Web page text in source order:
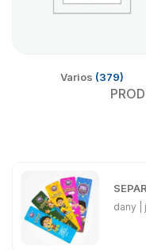
Varios (379)
dany